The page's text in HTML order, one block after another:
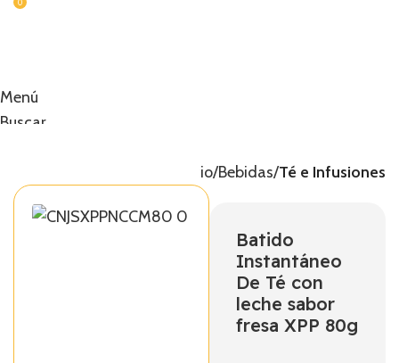
Menú
Buscar
0
Inicio Bebidas Té e Infusiones
Batido
Instantáneo
De Té con
leche sabor
fresa XPP 80g